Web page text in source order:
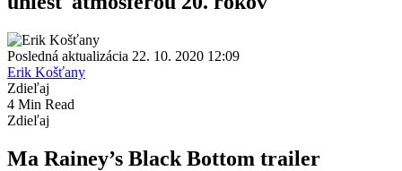
Posledná aktualizácia 22. 10. 2020 12:09
Erik Košťany
Zdieľaj
4 Min Read
Zdieľaj
Ma Rainey’s Black Bottom trailer